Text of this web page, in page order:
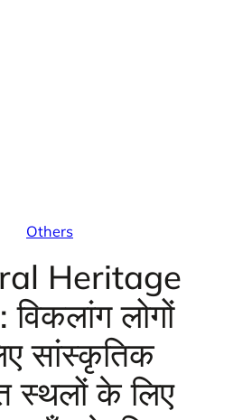
Others
Heritage
लोगों
सांस्कृतिक
स्थलों के लिए